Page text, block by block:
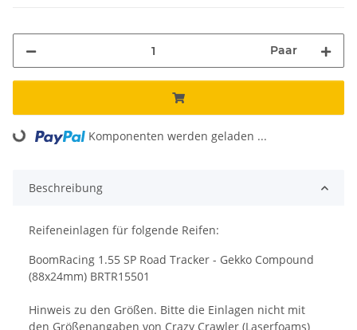
Paar
Loading... Komponenten werden geladen ...
Beschreibung
Reifeneinlagen für folgende Reifen:
BoomRacing 1.55 SP Road Tracker - Gekko Compound
(88x24mm) BRTR15501
Hinweis zu den Größen. Bitte die Einlagen nicht mit
den Größenangaben von Crazy Crawler (Laserfoams)